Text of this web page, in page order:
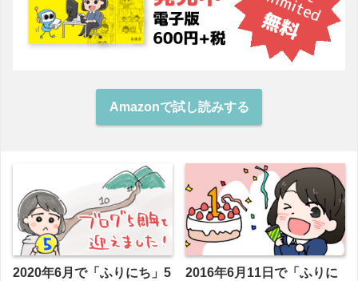
Amazonで試し読みする
2020年6月で「ふりにち」5
2016年6月11日で「ふりに